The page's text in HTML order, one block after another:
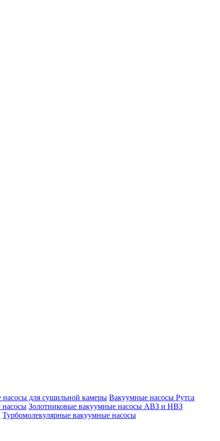
для сушильной камеры Вакуумные насосы Рутса
Золотниковые вакуумные насосы АВЗ и НВЗ
Турбомолекулярные вакуумные насосы